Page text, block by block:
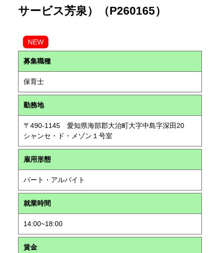
サービス芳泉）（P260165）
NEW
募集職種
保育士
勤務地
〒490-1145 愛知県海部郡大治町大字中島字深田20
シャンセ・ド・メゾン１号室
雇用形態
パート・アルバイト
就業時間
14:00~18:00
賃金